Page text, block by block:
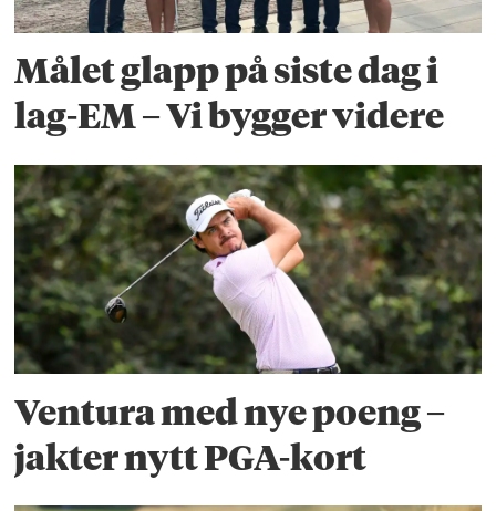
Målet glapp på siste dag i
lag-EM – Vi bygger videre
Ventura med nye poeng –
jakter nytt PGA-kort